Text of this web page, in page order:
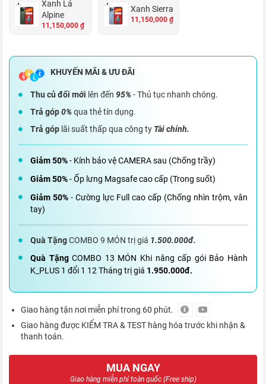
Xanh Lá
Alpine
11,150,000 ₫
Xanh Sierra
11,150,000 ₫
Thu củ đổi mới lên đến 95%- Thủ tục nhanh chóng.
Trả góp0%qua thẻ tín dụng.
Trả góp lãi suất thấp qua công ty Tài chính.
Giảm 50%- Kính bảo vệ CAMERA sau (Chống trầy)
Giảm 50%- Ốp lưng Magsafe cao cấp (Trong suốt)
Giảm 50% - Cường lực Full cao cấp (Chống nhìn trộm, vân
tay)
Quà TặngCOMBO 9 MÓN trị giá 1.500.000đ.
Quà TặngCOMBO 13 MÓN Khi nâng cấp gói Bảo Hành
K_PLUS 1 đổi 1 12 Tháng trị giá 1.950.000đ.
Giao hàng tận nơi miễn phí trong 60 phút.
Giao hàng được KIỂM TRA & TEST hàng hóa trước khi nhận &
thanh toán.
MUA NGAY
Giao hàng miễn phí toàn quốc (Free ship)